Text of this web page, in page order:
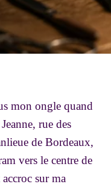
mon ongle quand
rue des
de Bordeaux,
vers le centre de
sur ma